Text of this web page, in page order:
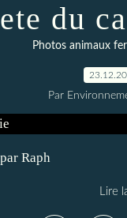
du
Photos animaux
Par
Raph
Lire